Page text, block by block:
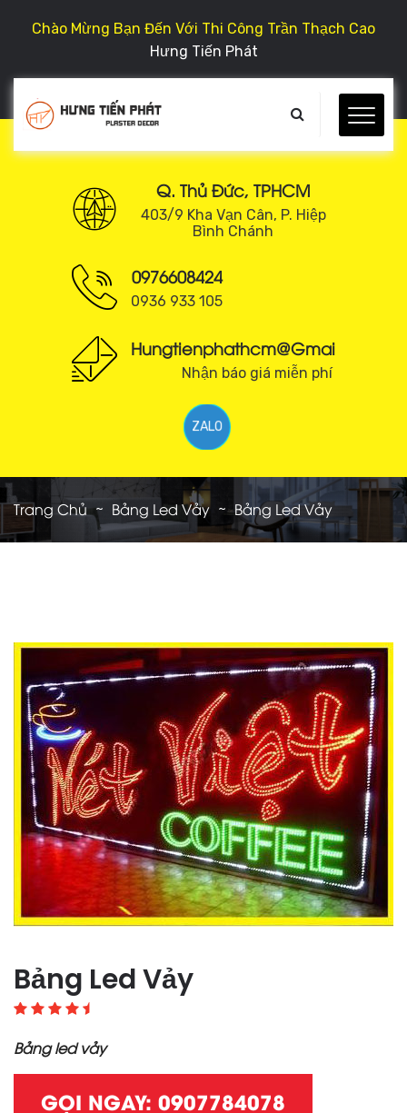
Chào Mừng Bạn Đến Với Thi Công Trần Thạch Cao
Hưng Tiến Phát
Q. Thủ Đức, TPHCM
403/9 Kha Vạn Cân, P. Hiệp
Bình Chánh
0976608424
0936 933 105
Hungtienphathcm@gmail.com
Nhận báo giá miễn phí
ZALO
Trang Chủ Bảng Led Vảy Bảng Led Vảy
Bảng Led Vảy
Bảng led vảy
GỌI NGAY: 0907784078